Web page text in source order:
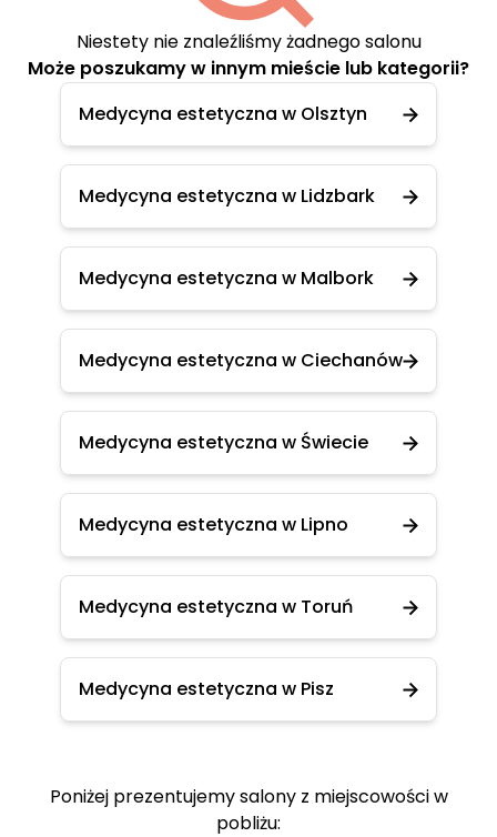
Niestety nie znaleźliśmy żadnego salonu
Może poszukamy w innym mieście lub kategorii?
Medycyna estetyczna w Olsztyn
Medycyna estetyczna w Lidzbark
Medycyna estetyczna w Malbork
Medycyna estetyczna w Ciechanów
Medycyna estetyczna w Świecie
Medycyna estetyczna w Lipno
Medycyna estetyczna w Toruń
Medycyna estetyczna w Pisz
Poniżej prezentujemy salony z miejscowości w
pobliżu: